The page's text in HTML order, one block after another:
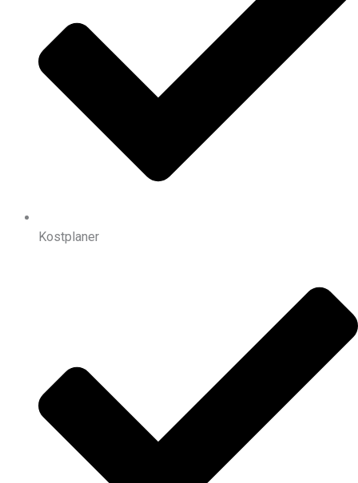
Kostplaner